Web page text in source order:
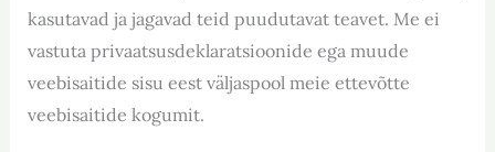
kasutavad ja jagavad teid puudutavat teavet. Me ei
vastuta privaatsusdeklaratsioonide ega muude
veebisaitide sisu eest väljaspool meie ettevõtte
veebisaitide kogumit.